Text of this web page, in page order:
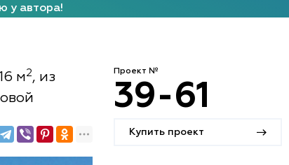
у автора!
м2, из
Проект №
39-61
Купить проект